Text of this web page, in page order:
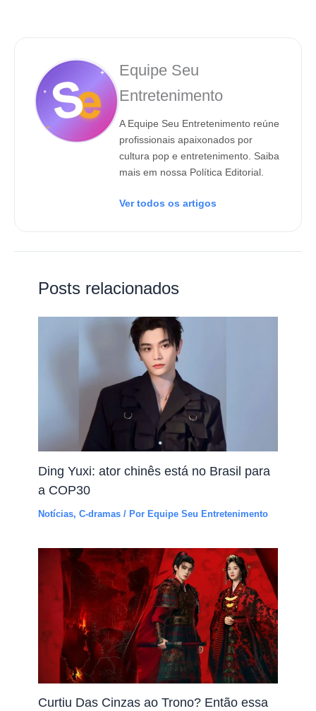
Equipe Seu
Entretenimento
A Equipe Seu Entretenimento reúne
profissionais apaixonados por
cultura pop e entretenimento. Saiba
mais em nossa Política Editorial.
Ver todos os artigos
Posts relacionados
Ding Yuxi: ator chinês está no Brasil para
a COP30
Notícias,C-dramas / Por Equipe Seu Entretenimento
Curtiu Das Cinzas ao Trono? Então essa